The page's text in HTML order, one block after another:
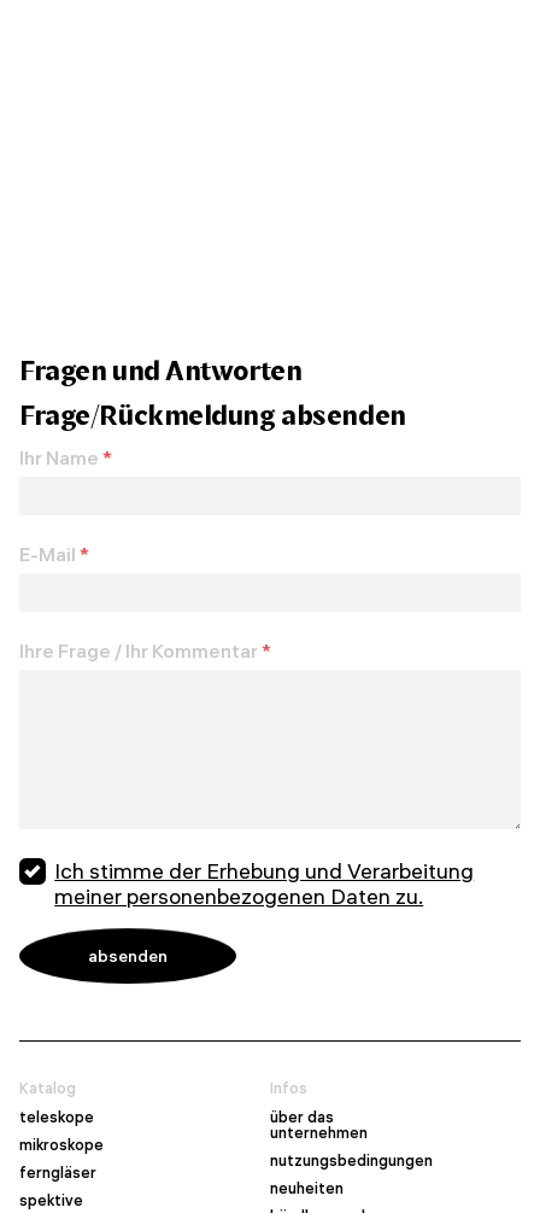
Fragen und Antworten
Frage/Rückmeldung absenden
Ihr Name *
E-Mail *
Ihre Frage / Ihr Kommentar*
Ich stimme der Erhebung und Verarbeitung
meiner personenbezogenen Daten zu.
Katalog
teleskope
mikroskope
ferngläser
spektive
Infos
über das
unternehmen
nutzungsbedingungen
neuheiten